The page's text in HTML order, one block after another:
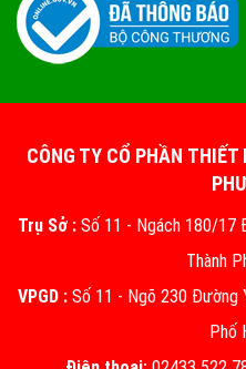
CÔNG TY CỔ PHẦN
Trụ Sở : Số 11 - Ngách 180/17
Thành
VPGD :Số 11 - Ngõ 230 Đường
Phố